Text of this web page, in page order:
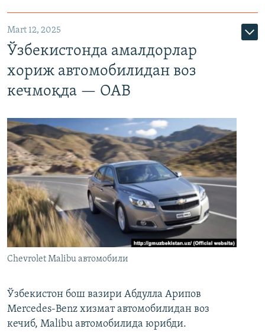
Mart 12, 2025
Ўзбекистонда амалдорлар
хориж автомобилидан воз
кечмоқда — ОАВ
Chevrolet Malibu автомобили
Ўзбекистон бош вазири Абдулла Арипов
Mercedes-Benz хизмат автомобилидан воз
кечиб, Malibu автомобилида юрибди.